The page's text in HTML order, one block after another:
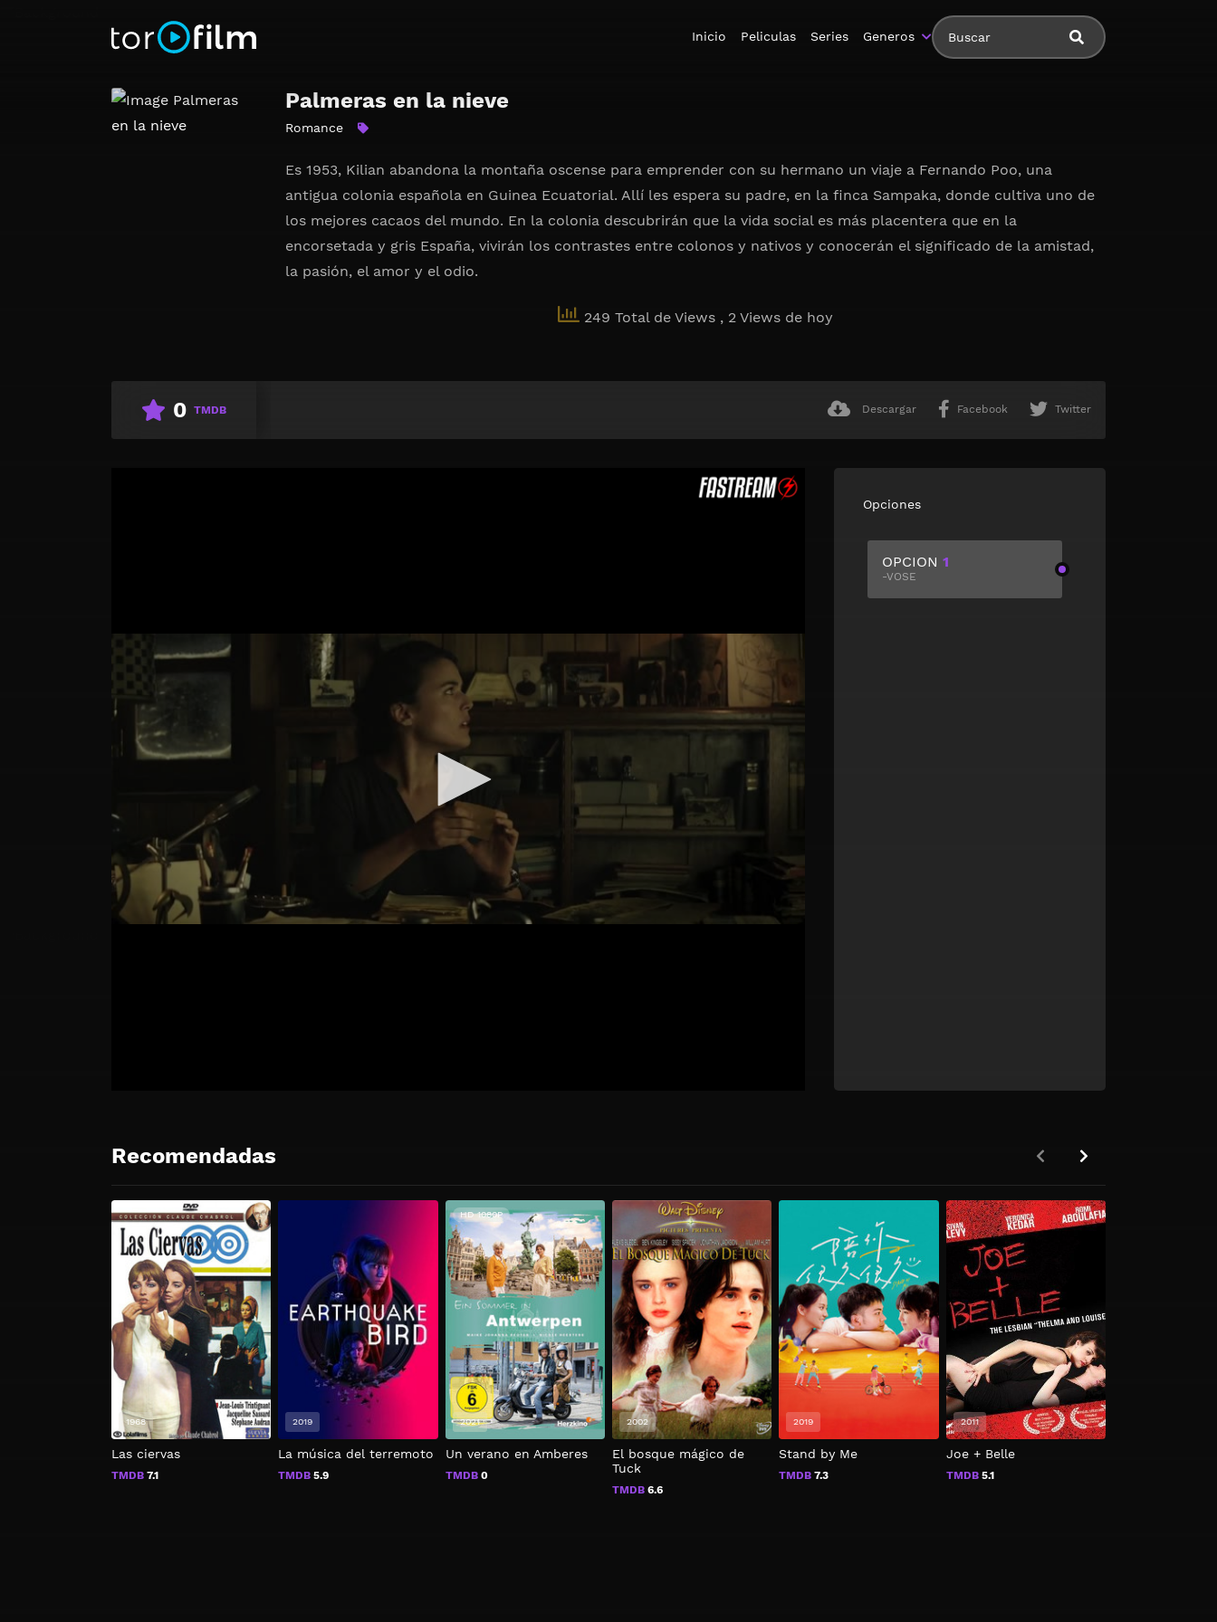
Inicio Peliculas Series Generos
Palmeras en la nieve
Romance
Es 1953, Kilian abandona la montaña oscense para emprender con su hermano un viaje a Fernando Poo, una
antigua colonia española en Guinea Ecuatorial. Allí les espera su padre, en la finca Sampaka, donde cultiva uno de
los mejores cacaos del mundo. En la colonia descubrirán que la vida social es más placentera que en la
encorsetada y gris España, vivirán los contrastes entre colonos y nativos y conocerán el significado de la amistad,
la pasión, el amor y el odio.
249 Total de Views , 2 Views de hoy
0 TMDB Descargar Facebook Twitter
Opciones
OPCION 1
-VOSE
Recomendadas
Las ciervas
TMDB 7.1
1968
La música del terremoto
TMDB 5.9
2019
Un verano en Amberes
TMDB0
HD 1080P
2021
El bosque mágico de
Tuck
TMDB6.6
2002
Stand by Me
TMDB 7.3
2019
Joe + Belle
TMDB5.1
2011